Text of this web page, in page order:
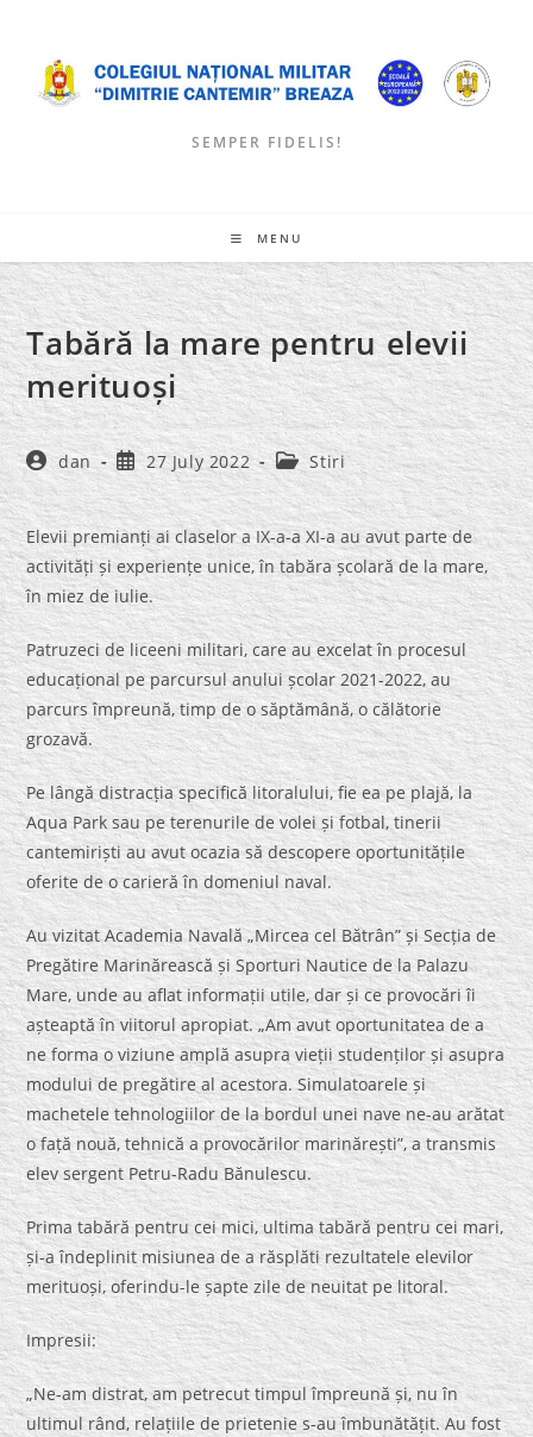
content
SEMPER FIDELIS!
MENU
Tabără la mare pentru elevii
merituoși
Post
author:
dan
Post
published:
27 July 2022
Post
category:
Stiri
Elevii premianți ai claselor a IX-a-a XI-a au avut parte de
activități și experiențe unice, în tabăra școlară de la mare,
în miez de iulie.
Patruzeci de liceeni militari, care au excelat în procesul
educațional pe parcursul anului școlar 2021-2022, au
parcurs împreună, timp de o săptămână, o călătorie
grozavă.
Pe lângă distracția specifică litoralului, fie ea pe plajă, la
Aqua Park sau pe terenurile de volei și fotbal, tinerii
cantemiriști au avut ocazia să descopere oportunitățile
oferite de o carieră în domeniul naval.
Au vizitat Academia Navală „Mircea cel Bătrân” și Secția de
Pregătire Marinărească și Sporturi Nautice de la Palazu
Mare, unde au aflat informații utile, dar și ce provocări îi
așteaptă în viitorul apropiat. „Am avut oportunitatea de a
ne forma o viziune amplă asupra vieții studenților și asupra
modului de pregătire al acestora. Simulatoarele și
machetele tehnologiilor de la bordul unei nave ne-au arătat
o față nouă, tehnică a provocărilor marinărești”, a transmis
elev sergent Petru-Radu Bănulescu.
Prima tabără pentru cei mici, ultima tabără pentru cei mari,
și-a îndeplinit misiunea de a răsplăti rezultatele elevilor
merituoși, oferindu-le șapte zile de neuitat pe litoral.
Impresii:
„Ne-am distrat, am petrecut timpul împreună și, nu în
ultimul rând, relațiile de prietenie s-au îmbunătățit. Au fost